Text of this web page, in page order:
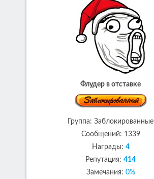
Флудер в отставке
Группа: Заблокированные
Сообщений: 1339
Награды: 4
Репутация: 414
Замечания: 0%